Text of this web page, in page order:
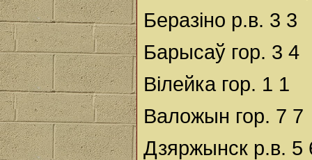
Беразіно р.в. 3 3
Барысаў гор. 3 4
Вілейка гор. 1 1
Валожын гор. 7 7
Дзяржынск р.в. 5